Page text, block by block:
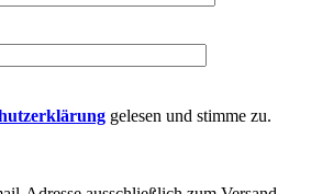
gelesen und stimme zu.